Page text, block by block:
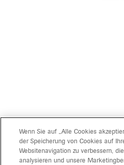
Wenn Sie auf „Alle Cookies
der Speicherung von Cookies auf
Websitenavigation zu verbessern,
analysieren und unsere